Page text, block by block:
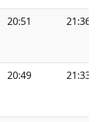
20:51 21:36
20:49 21:33